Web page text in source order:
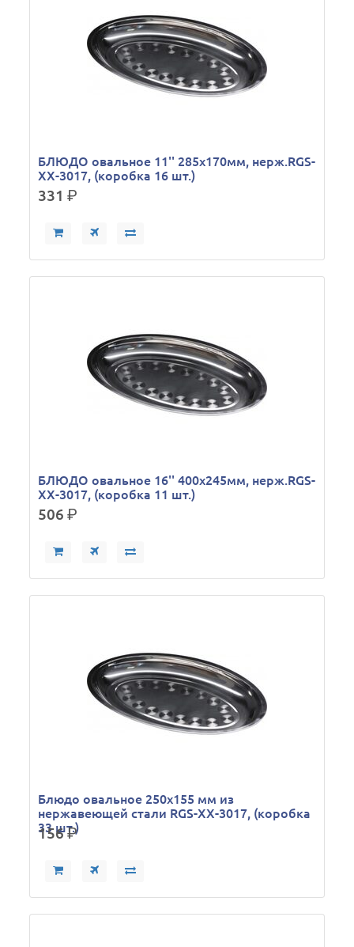
БЛЮДО овальное 11'' 285х170мм, нерж.RGS-
XX-3017, (коробка 16 шт.)
331р.
БЛЮДО овальное 16'' 400х245мм, нерж.RGS-
XX-3017, (коробка 11 шт.)
506р.
Блюдо овальное 250х155 мм из
нержавеющей стали RGS-XX-3017, (коробка
33 шт.)
156р.